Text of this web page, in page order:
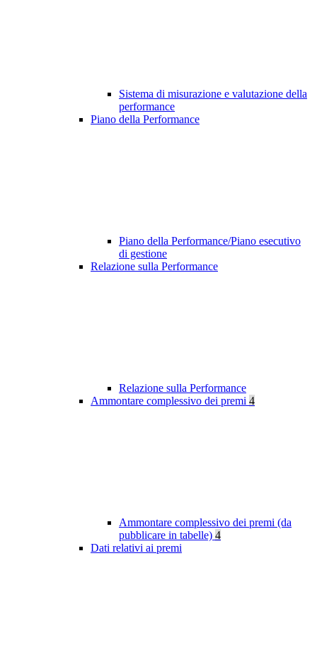
Sistema di misurazione e valutazione della
performance
Piano della Performance
Piano della Performance/Piano esecutivo
di gestione
Relazione sulla Performance
Relazione sulla Performance
Ammontare complessivo dei premi 4
Ammontare complessivo dei premi (da
pubblicare in tabelle) 4
Dati relativi ai premi